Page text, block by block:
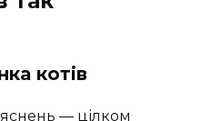
котів
— цілком